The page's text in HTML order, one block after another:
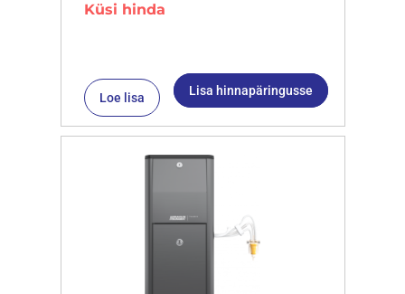
Küsi hinda
Loe lisa Lisa hinnapäringusse